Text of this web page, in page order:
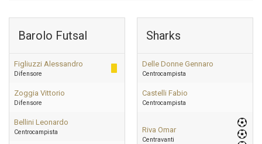
Barolo Futsal
Figliuzzi Alessandro
Difensore
Zoggia Vittorio
Difensore
Bellini Leonardo
Centrocampista
Sharks
Delle Donne Gennaro
Centrocampista
Castelli Fabio
Centrocampista
Riva Omar
Centravanti